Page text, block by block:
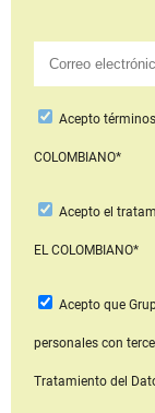
Acepto
COLOMBIANO*
Acepto el
EL COLOMBIANO*
Acepto que
personales con
Tratamiento del